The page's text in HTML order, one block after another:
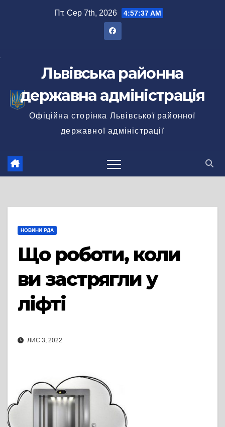
Пт. Сер 7th, 2026 4:57:37 AM
Львівська районна
державна адміністрація
Офіційна сторінка Львівської районної
державної адміністрації
НОВИНИ РДА
Що роботи, коли
ви застрягли у
ліфті
ЛИС 3, 2022